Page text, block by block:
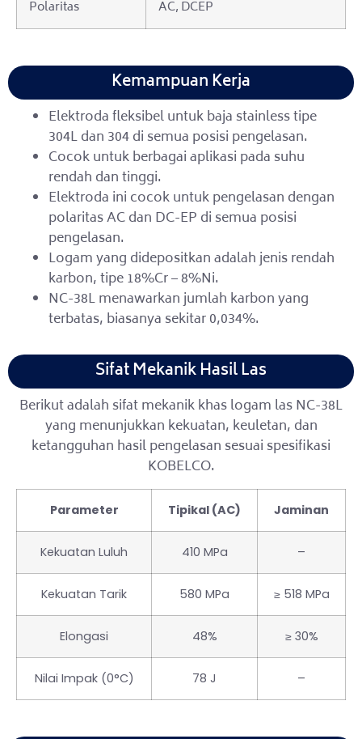
Polaritas AC, DCEP
Kemampuan Kerja
Elektroda fleksibel untuk baja stainless tipe
304L dan 304 di semua posisi pengelasan.
Cocok untuk berbagai aplikasi pada suhu
rendah dan tinggi.
Elektroda ini cocok untuk pengelasan dengan
polaritas AC dan DC-EP di semua posisi
pengelasan.
Logam yang didepositkan adalah jenis rendah
karbon, tipe 18%Cr – 8%Ni.
NC-38L menawarkan jumlah karbon yang
terbatas, biasanya sekitar 0,034%.
Sifat Mekanik Hasil Las
Berikut adalah sifat mekanik khas logam las NC-38L
yang menunjukkan kekuatan, keuletan, dan
ketangguhan hasil pengelasan sesuai spesifikasi
KOBELCO.
Parameter Tipikal (AC) Jaminan
Kekuatan Luluh 410 MPa –
Kekuatan Tarik 580 MPa ≥ 518 MPa
Elongasi 48% ≥ 30%
Nilai Impak (0°C) 78 J –